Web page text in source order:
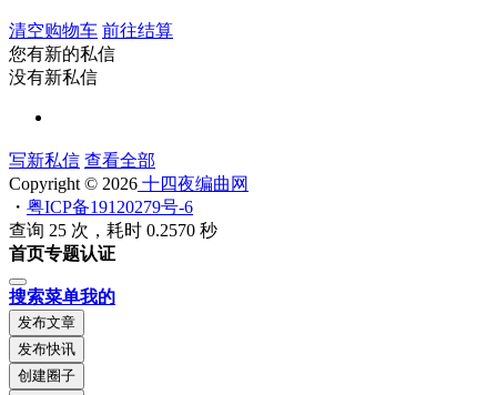
清空购物车 前往结算
您有新的私信
没有新私信
写新私信 查看全部
Copyright © 2026 十四夜编曲网
・ 粤ICP备19120279号-6
查询 25 次，耗时 0.2570 秒
首页专题认证
搜索菜单我的
发布文章
发布快讯
创建圈子